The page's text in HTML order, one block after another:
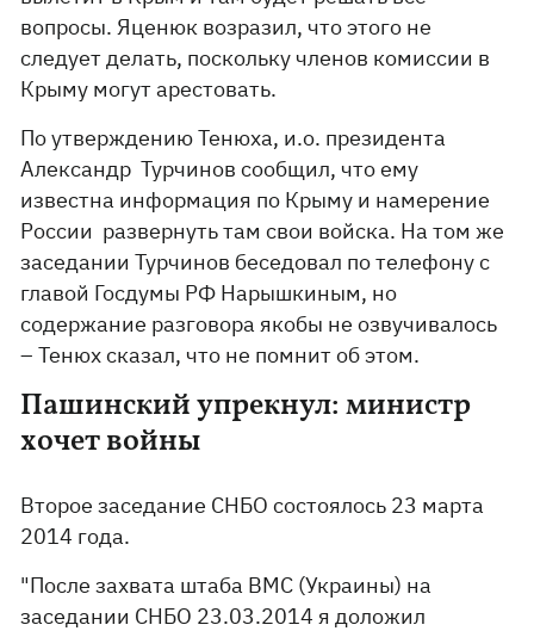
вопросы. Яценюк возразил, что этого не
следует делать, поскольку членов комиссии в
Крыму могут арестовать.
По утверждению Тенюха, и.о. президента
Александр Турчинов сообщил, что ему
известна информация по Крыму и намерение
России развернуть там свои войска. На том же
заседании Турчинов беседовал по телефону с
главой Госдумы РФ Нарышкиным, но
содержание разговора якобы не озвучивалось
– Тенюх сказал, что не помнит об этом.
Пашинский упрекнул: министр
хочет войны
Второе заседание СНБО состоялось 23 марта
2014 года.
"После захвата штаба ВМС (Украины) на
заседании СНБО 23.03.2014 я доложил